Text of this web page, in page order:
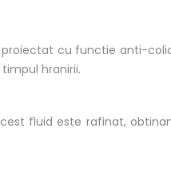
cu functie anti-
hranirii.
fluid este rafinat,